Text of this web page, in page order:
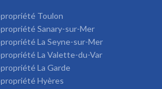
Toulon
Sanary-sur-Mer
La Seyne-sur-Mer
La Valette-du-Var
La Garde
Hyères